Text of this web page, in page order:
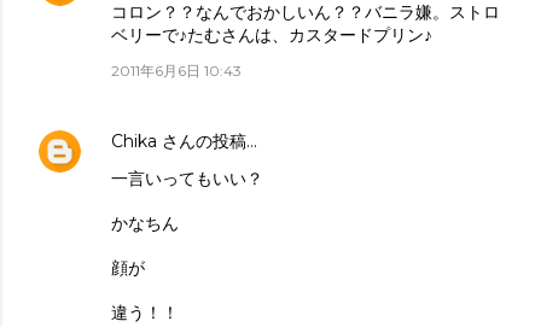
コロン？？なんでおかしいん？？バニラ嫌。ストロ
ベリーで♪たむさんは、カスタードプリン♪
2011年6月6日 10:43
Chika さんの投稿…
一言いってもいい？
かなちん
顔が
違う！！